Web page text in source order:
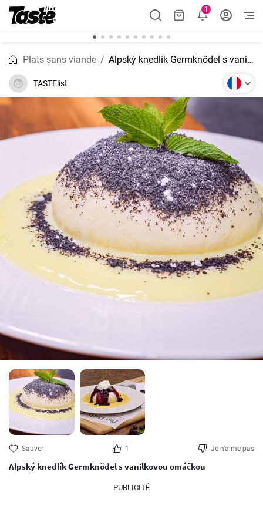
1
Plats sans viande Alpský knedlík Germknödel s vanilkovou omáčkou
TASTElist
Sauver 1 Je n'aime pas
Alpský knedlík Germknödel s vanilkovou omáčkou
PUBLICITÉ